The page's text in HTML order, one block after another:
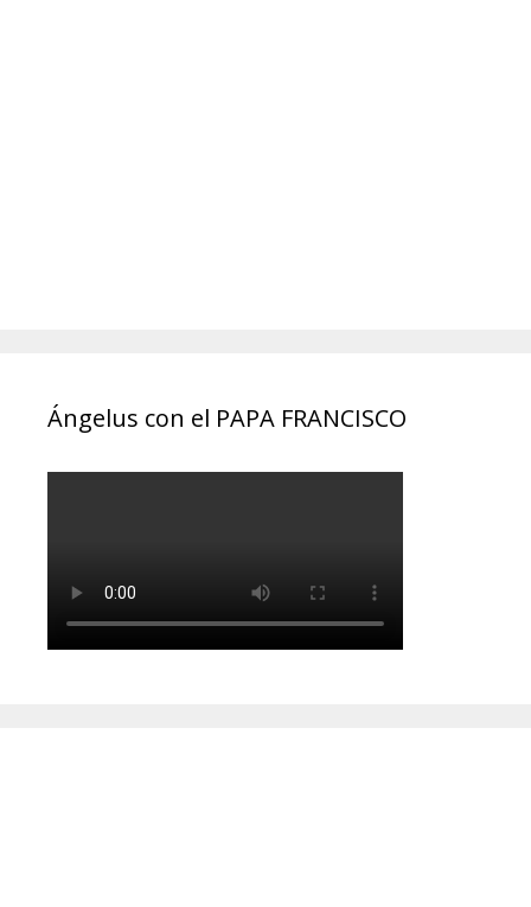
Ángelus con el PAPA FRANCISCO